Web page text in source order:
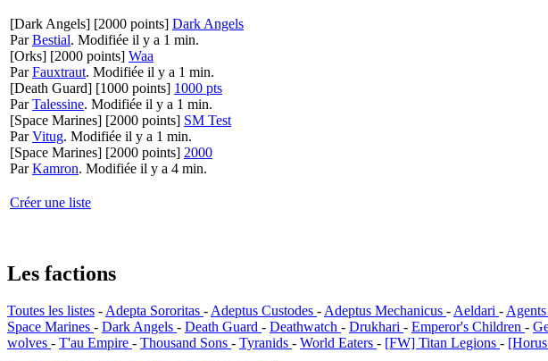
[Dark Angels] [2000 points] Dark Angels
ParBestial. Modifiée il y a 1 min.
[Orks] [2000 points] Waa
ParFauxtraut. Modifiée il y a 1 min.
[Death Guard] [1000 points] 1000 pts
ParTalessine. Modifiée il y a 1 min.
[Space Marines] [2000 points] SM Test
ParVitug. Modifiée il y a 1 min.
[Space Marines] [2000 points] 2000
ParKamron. Modifiée il y a 4 min.
Créer une liste
Les factions
Toutes les listes -Adepta Sororitas -Adeptus Custodes -Adeptus Mechanicus -Aeldari -
Space Marines - Dark Angels - Death Guard - Deathwatch - Drukhari - Emperor's Children -
wolves - T'au Empire - Thousand Sons - Tyranids - World Eaters - [FW] Titan Legions -